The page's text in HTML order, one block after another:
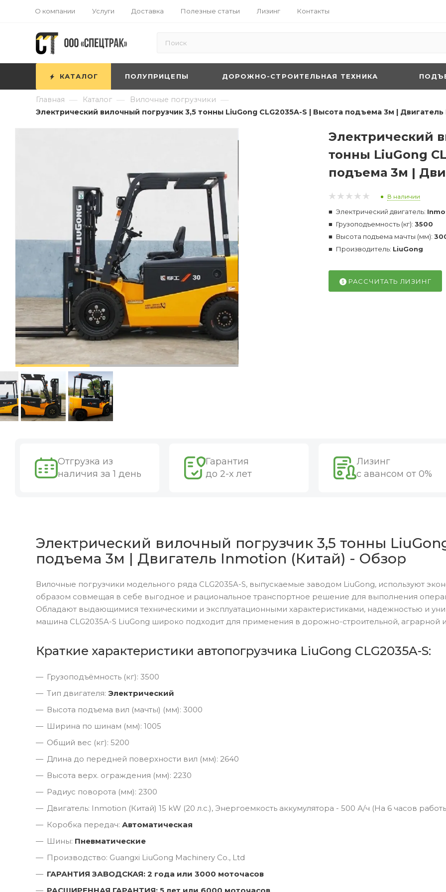
О компании Услуги Доставка Полезные статьи Лизинг Контакты
КАТАЛОГ ПОЛУПРИЦЕПЫ ДОРОЖНО-СТРОИТЕЛЬНАЯ ТЕХНИКА
Главная — Каталог — Вилочные погрузчики —
Электрический вилочный погрузчик 3,5 тонны LiuGong CLG2035A-S | Высота подъема 3м |
Электрический
тонны LiuGong
подъема 3м |
В наличии
Электрический двигатель:
Грузоподъемность (кг): 3500
Высота подъема мачты (мм):
Производитель: LiuGong
РАССЧИТАТЬ ЛИЗИНГ
Отгрузка из
наличия за 1 день
Гарантия
до 2-х лет
Лизинг
с авансом от 0%
Электрический вилочный погрузчик 3,5 тонны
подъема 3м | Двигатель Inmotion (Китай) - Обзор
Вилочные погрузчики модельного ряда CLG2035A-S, выпускаемые заводом LiuGong, используют
образом совмещая в себе выгодное и рациональное транспортное решение для выполнения
Обладают выдающимися техническими и эксплуатационными характеристиками, надежностью и
машина CLG2035A-S LiuGong широко подходит для применения в дорожно-строительной, аграрной
Краткие характеристики автопогрузчика LiuGong CLG2035A-S:
Грузоподъёмность (кг): 3500
Тип двигателя: Электрический
Высота подъема вил (мачты) (мм): 3000
Ширина по шинам (мм): 1005
Общий вес (кг): 5200
Длина до передней поверхности вил (мм): 2640
Высота верх. ограждения (мм): 2230
Радиус поворота (мм): 2300
Двигатель: Inmotion (Китай) 15 kW (20 л.с.), Энергоемкость аккумулятора - 500 А/ч (На 6 часов
Коробка передач: Автоматическая
Шины: Пневматические
Производство: Guangxi LiuGong Machinery Co., Ltd
ГАРАНТИЯ ЗАВОДСКАЯ: 2 года или 3000 моточасов